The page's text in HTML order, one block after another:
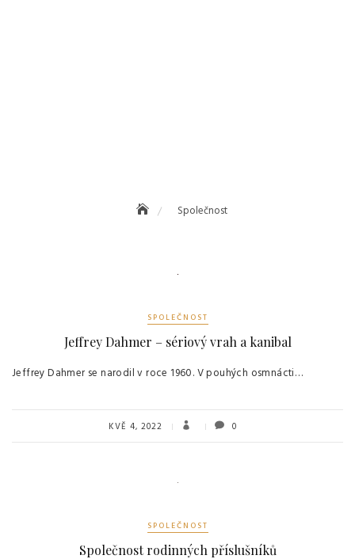
Společnost
SPOLEČNOST
Jeffrey Dahmer – sériový vrah a kanibal
Jeffrey Dahmer se narodil v roce 1960. V pouhých osmnácti…
KVĚ 4, 2022 0
SPOLEČNOST
Společnost rodinných příslušníků